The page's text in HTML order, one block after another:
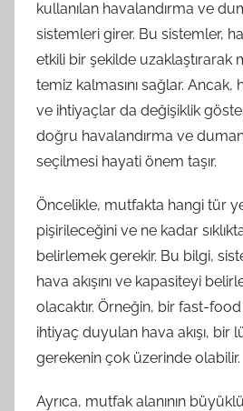
kullanılan havalandırma ve
sistemleri girer. Bu sistemler,
etkili bir şekilde uzaklaştırarak
temiz kalmasını sağlar. Ancak,
ve ihtiyaçlar da değişiklik
doğru havalandırma ve
seçilmesi hayati önem taşır.
Öncelikle, mutfakta hangi tür
pişirileceğini ve ne kadar
belirlemek gerekir. Bu bilgi,
hava akışını ve kapasiteyi
olacaktır. Örneğin, bir fast-
ihtiyaç duyulan hava akışı, bir
gerekenin çok üzerinde olabilir.
Ayrıca, mutfak alanının